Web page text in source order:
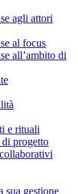
agli attori
al focus
all’ambito di
e rituali
progetto
sua gestione